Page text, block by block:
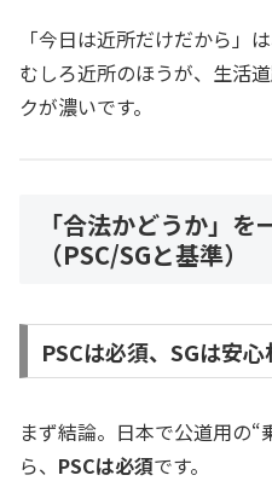
「今日は近所だけだから」
むしろ近所のほうが、生活
クが濃いです。
「合法かどうか」
（PSC/SGと基準）
PSCは必須、SGは安心
まず結論。日本で公道用の
ら、 PSCは必須です。